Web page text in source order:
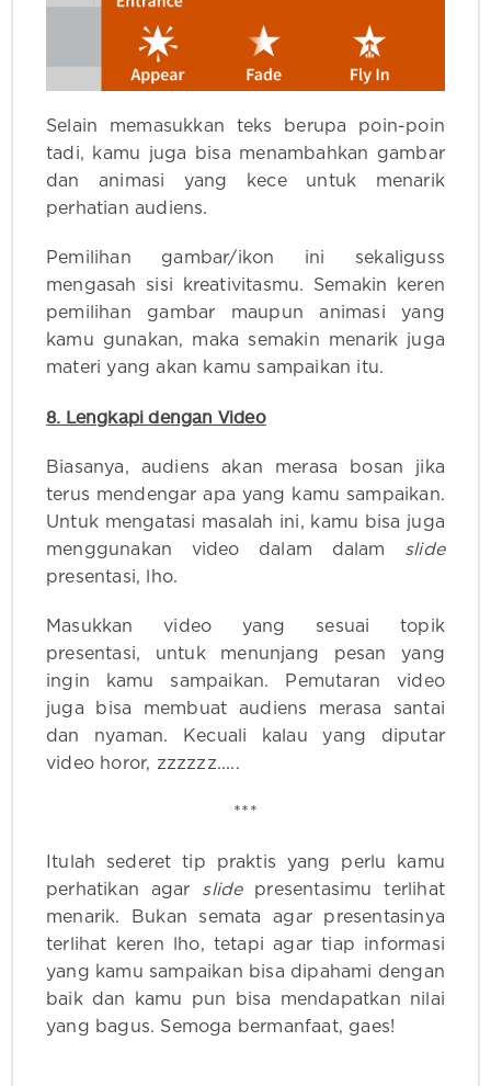
Selain memasukkan teks berupa poin-poin
tadi, kamu juga bisa menambahkan gambar
dan animasi yang kece untuk menarik
perhatian audiens.
Pemilihan gambar/ikon ini sekaliguss
mengasah sisi kreativitasmu. Semakin keren
pemilihan gambar maupun animasi yang
kamu gunakan, maka semakin menarik juga
materi yang akan kamu sampaikan itu.
8. Lengkapi dengan Video
Biasanya, audiens
akan merasa bosan jika
terus mendengar apa yang kamu sampaikan.
Untuk mengatasi masalah ini, kamu bisa juga
menggunakan video dalam dalam slide
presentasi, lho.
Masukkan video yang sesuai topik
presentasi, untuk menunjang pesan yang
ingin kamu sampaikan. Pemutaran video
juga bisa membuat audiens merasa santai
dan nyaman. Kecuali kalau yang diputar
video horor, zzzzzz.....
***
Itulah sederet tip praktis yang perlu kamu
perhatikan agar slidepresentasimu terlihat
menarik. Bukan semata agar presentasinya
terlihat keren lho, tetapi agar tiap informasi
yang kamu sampaikan bisa dipahami dengan
baik dan kamu pun bisa mendapatkan nilai
yang bagus. Semoga bermanfaat, gaes!